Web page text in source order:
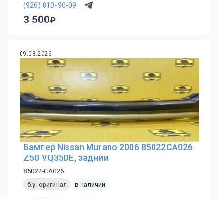
(926) 810-90-09
3 500
09.08.2026
Бампер Nissan Murano 2006 85022CA026
Z50 VQ35DE, задний
85022-CA026
б.у. оригинал
в наличии